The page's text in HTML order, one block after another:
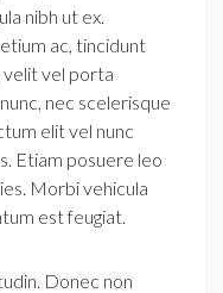
nibh ut ex.
ac, tincidunt
velit vel porta
nec scelerisque
elit vel nunc
Etiam posuere leo
Morbi vehicula
est feugiat.
Donec non